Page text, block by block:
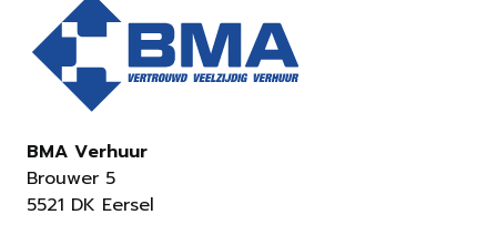
BMA Verhuur
Brouwer 5
5521 DK Eersel